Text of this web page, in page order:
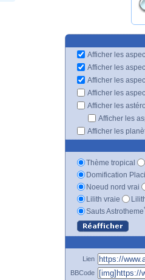
Afficher les
Afficher les
Afficher les
Afficher les
Afficher les
Afficher les
Afficher les
Thème tropical
Domification
Noeud nord vrai
Lilith vraie
Sauts Astrotheme
Lien
BBCode